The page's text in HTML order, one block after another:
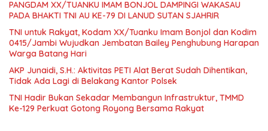
PANGDAM XX/TUANKU IMAM BONJOL DAMPINGI WAKASAU
PADA BHAKTI TNI AU KE-79 DI LANUD SUTAN SJAHRIR
TNI untuk Rakyat, Kodam XX/Tuanku Imam Bonjol dan Kodim
0415/Jambi Wujudkan Jembatan Bailey Penghubung Harapan
Warga Batang Hari
AKP Junaidi, S.H.: Aktivitas PETI Alat Berat Sudah Dihentikan,
Tidak Ada Lagi di Belakang Kantor Polsek
TNI Hadir Bukan Sekadar Membangun Infrastruktur, TMMD
Ke-129 Perkuat Gotong Royong Bersama Rakyat